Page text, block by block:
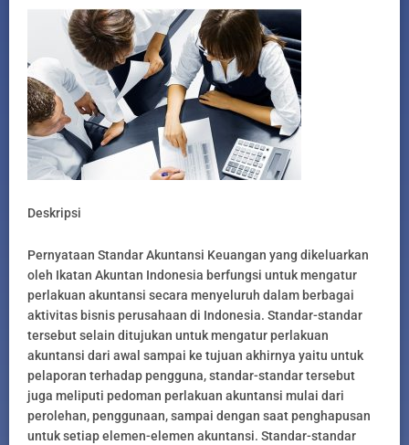
Deskripsi
Pernyataan Standar Akuntansi Keuangan yang dikeluarkan
oleh Ikatan Akuntan Indonesia berfungsi untuk mengatur
perlakuan akuntansi secara menyeluruh dalam berbagai
aktivitas bisnis perusahaan di Indonesia. Standar-standar
tersebut selain ditujukan untuk mengatur perlakuan
akuntansi dari awal sampai ke tujuan akhirnya yaitu untuk
pelaporan terhadap pengguna, standar-standar tersebut
juga meliputi pedoman perlakuan akuntansi mulai dari
perolehan, penggunaan, sampai dengan saat penghapusan
untuk setiap elemen-elemen akuntansi. Standar-standar